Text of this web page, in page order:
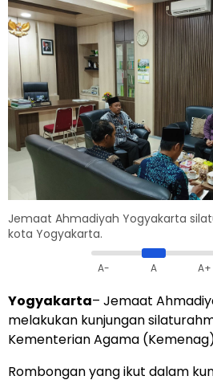
Jemaat Ahmadiyah Yogyakarta
kota Yogyakarta.
A- A A+
Yogyakarta– Jemaat
melakukan kunjungan
Kementerian Agama
Rombongan yang ikut dalam